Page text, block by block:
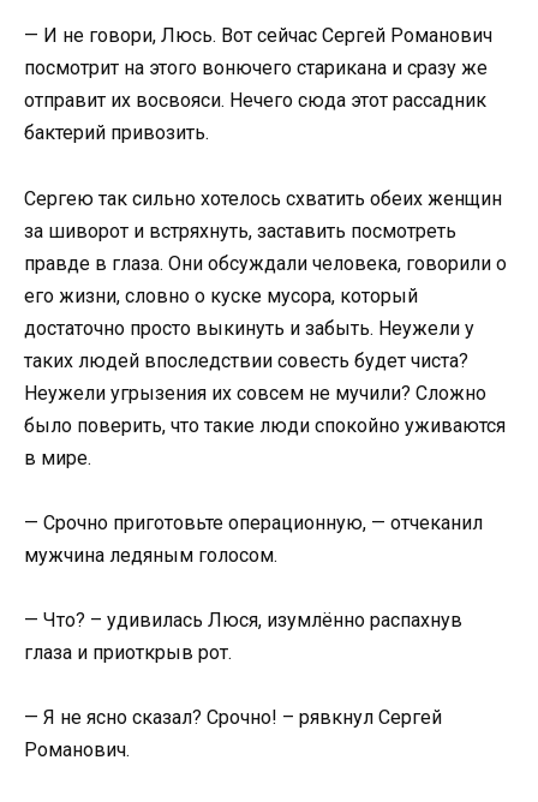
— И не говори, Люсь. Вот сейчас Сергей Романович
посмотрит на этого вонючего старикана и сразу же
отправит их восвояси. Нечего сюда этот рассадник
бактерий привозить.
Сергею так сильно хотелось схватить обеих женщин
за шиворот и встряхнуть, заставить посмотреть
правде в глаза. Они обсуждали человека, говорили о
его жизни, словно о куске мусора, который
достаточно просто выкинуть и забыть. Неужели у
таких людей впоследствии совесть будет чиста?
Неужели угрызения их совсем не мучили? Сложно
было поверить, что такие люди спокойно уживаются
в мире.
— Срочно приготовьте операционную, — отчеканил
мужчина ледяным голосом.
— Что? – удивилась Люся, изумлённо распахнув
глаза и приоткрыв рот.
— Я не ясно сказал? Срочно! – рявкнул Сергей
Романович.